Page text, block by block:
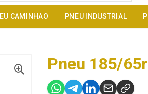
CAMINHAO PNEU INDUSTRIAL
Pneu 185/